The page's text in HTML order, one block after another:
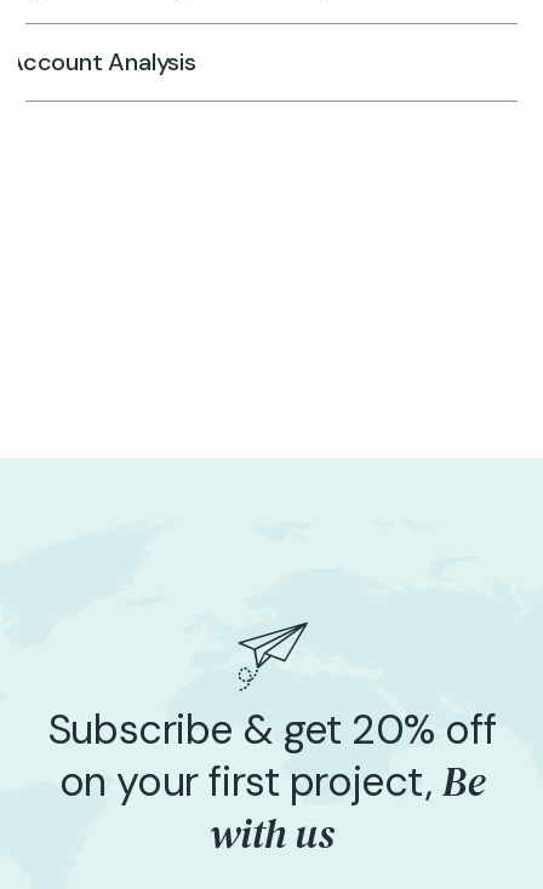
Account Analysis
Subscribe & get 20% off
on your first project,Be
with us